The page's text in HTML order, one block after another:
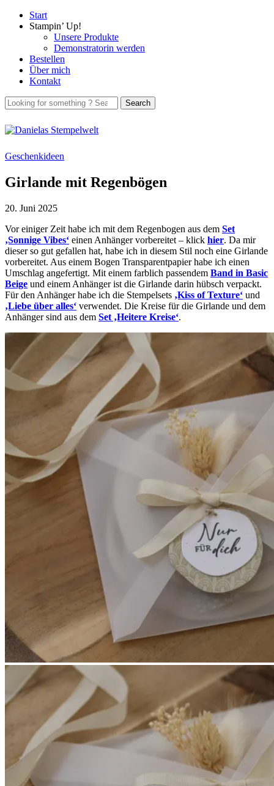
Start
Stampin’ Up!
Unsere Produkte
Demonstratorin werden
Bestellen
Über mich
Kontakt
Geschenkideen
Girlande mit Regenbögen
20. Juni 2025
Vor einiger Zeit habe ich mit dem Regenbogen aus dem Set
‚Sonnige Vibes‘ einen Anhänger vorbereitet – klick hier. Da mir
dieser so gut gefallen hat, habe ich in diesem Stil noch eine Girlande
vorbereitet. Aus einem Bogen Transparentpapier habe ich einen
Umschlag angefertigt. Mit einem farblich passendem Band in Basic
Beige und einem Anhänger ist die Girlande darin hübsch verpackt.
Für den Anhänger habe ich die Stempelsets ‚Kiss of Texture‘ und
‚Liebe über alles‘ verwendet. Die Kreise für die Girlande und dem
Anhänger sind aus dem Set ‚Heitere Kreise‘.